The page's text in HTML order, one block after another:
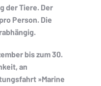
der Tiere. Der
Person. Die
bis zum 30.
an
»Marine